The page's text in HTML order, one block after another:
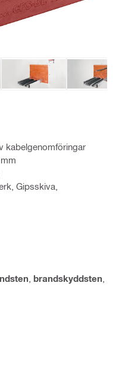
kabelgenomföringar
Gipsskiva,
brandskyddsten